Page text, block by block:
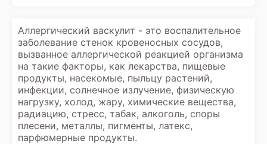
Аллергический васкулит - это воспалительное
заболевание стенок кровеносных сосудов,
вызванное аллергической реакцией организма
на такие факторы, как лекарства, пищевые
продукты, насекомые, пыльцу растений,
инфекции, солнечное излучение, физическую
нагрузку, холод, жару, химические вещества,
радиацию, стресс, табак, алкоголь, споры
плесени, металлы, пигменты, латекс,
парфюмерные продукты.